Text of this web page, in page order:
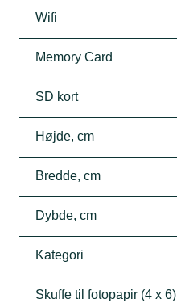
Wifi
Memory Card
SD kort
Højde, cm
Bredde, cm
Dybde, cm
Kategori
Skuffe til fotopapir (4 x 6)